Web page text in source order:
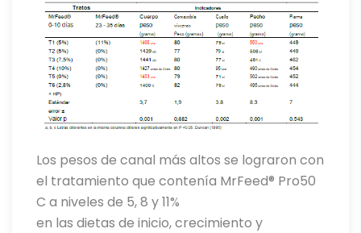
Los pesos de canal más altos se lograron con
el tratamiento que contenía MrFeed® Pro50
C a niveles de 5, 8 y 11%
en las dietas de inicio, crecimiento y